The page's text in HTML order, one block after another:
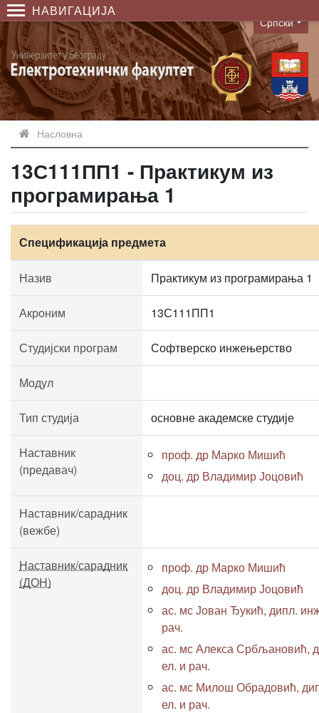
НАВИГАЦИЈА
Language
Српски
Насловна
13С111ПП1 - Практикум из
програмирања 1
Спецификација предмета
Назив Практикум из програмирања 1
Акроним 13С111ПП1
Студијски програм Софтверско инжењерство
Модул
Тип студија основне академске студије
Наставник
(предавач)
проф. др Марко Мишић
доц. др Владимир Јоцовић
Наставник/сарадник
(вежбе)
Наставник/сарадник
(ДОН)
проф. др Марко Мишић
доц. др Владимир Јоцовић
ас. мс Јован Ђукић, дипл.
рач.
ас. мс Алекса Србљановић,
ел. и рач.
ас. мс Милош Обрадовић,
ел. и рач.